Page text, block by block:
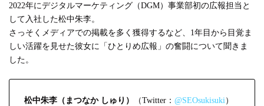
2022年にデジタルマーケティング（DGM）事業部初の広報担当と
して入社した松中朱李。
さっそくメディアでの掲載を多く獲得するなど、1年目から目覚ま
しい活躍を見せた彼女に「ひとりめ広報」の奮闘について聞きま
した。
松中朱李（まつなか しゅり） （Twitter： @SEOsukisuki）